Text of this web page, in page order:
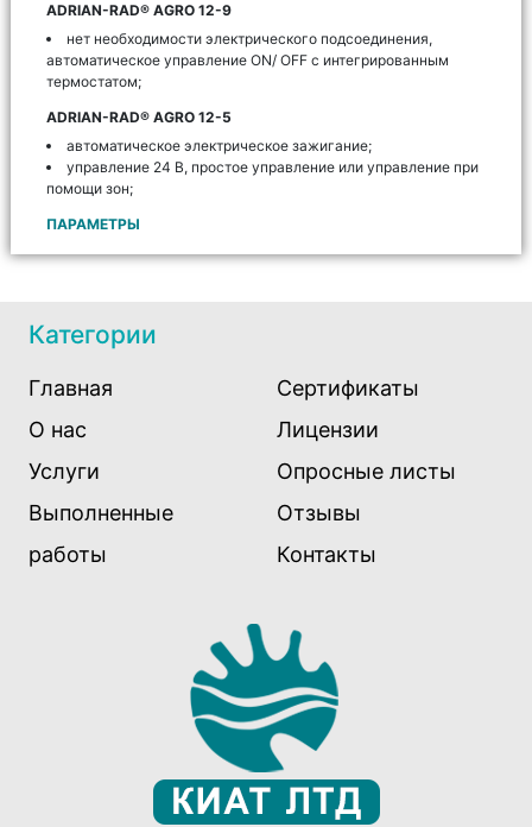
ADRIAN-RAD® AGRO 12-9
нет необходимости электрического подсоединения,
автоматическое управление ON/ OFF с интегрированным
термостатом;
ADRIAN-RAD® AGRO 12-5
автоматическое электрическое зажигание;
управление 24 В, простое управление или управление при
помощи зон;
ПАРАМЕТРЫ
Категории
Главная
О нас
Услуги
Выполненные
работы
Сертификаты
Лицензии
Опросные листы
Отзывы
Контакты